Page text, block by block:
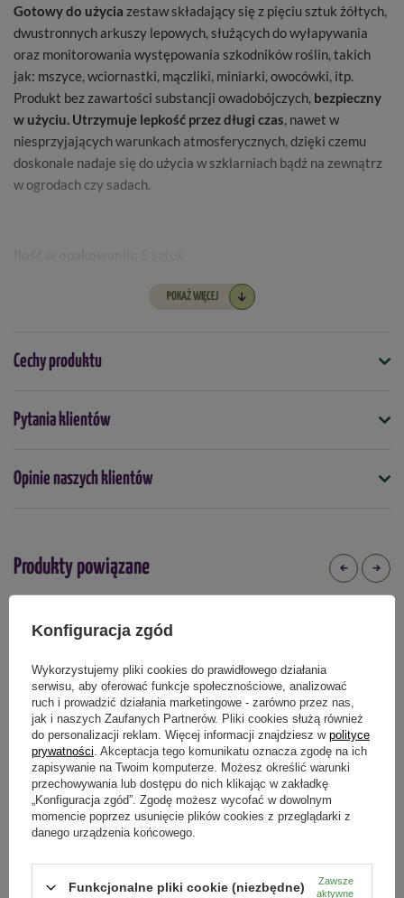
Gotowy do użycia zestaw składający się z pięciu sztuk żółtych,
dwustronnych arkuszy lepowych, służących do wyłapywania
oraz monitorowania występowania szkodników roślin, takich
jak: mszyce, wciornastki, mączliki, miniarki, owocówki, itp.
Produkt bez zawartości substancji owadobójczych, bezpieczny
w użyciu. Utrzymuje lepkość przez długi czas, nawet w
niesprzyjających warunkach atmosferycznych, dzięki czemu
doskonale nadaje się do użycia w szklarniach bądź na zewnątrz
w ogrodach czy sadach.
POKAŻ WIĘCEJ
Cechy produktu
Symbol
5907102013776
uprawy szklarniowe
Kiedy stosować
przez cały rok
Forma
Podmiot odpowiedzialny za ten produkt na terenie UE Więcej
Pytania klientów
Opinie naszych klientów
Produkty powiązane
Proplant 722 SL Zwalcza
Fytoftorozę, Zgorzel Zgnilakową,
SOS na stres sadzenie i
Konfiguracja zgód
Wykorzystujemy pliki cookies do prawidłowego działania
serwisu, aby oferować funkcje społecznościowe, analizować
ruch i prowadzić działania marketingowe - zarówno przez nas,
jak i naszych Zaufanych Partnerów. Pliki cookies służą również
do personalizacji reklam. Więcej informacji znajdziesz w polityce
prywatności . Akceptacja tego komunikatu oznacza zgodę na ich
zapisywanie na Twoim komputerze. Możesz określić warunki
przechowywania lub dostępu do nich klikając w zakładkę
„Konfiguracja zgód”. Zgodę możesz wycofać w dowolnym
momencie poprzez usunięcie plików cookies z przeglądarki z
danego urządzenia końcowego.
Funkcjonalne pliki cookie (niezbędne)
Zawsze
aktywne